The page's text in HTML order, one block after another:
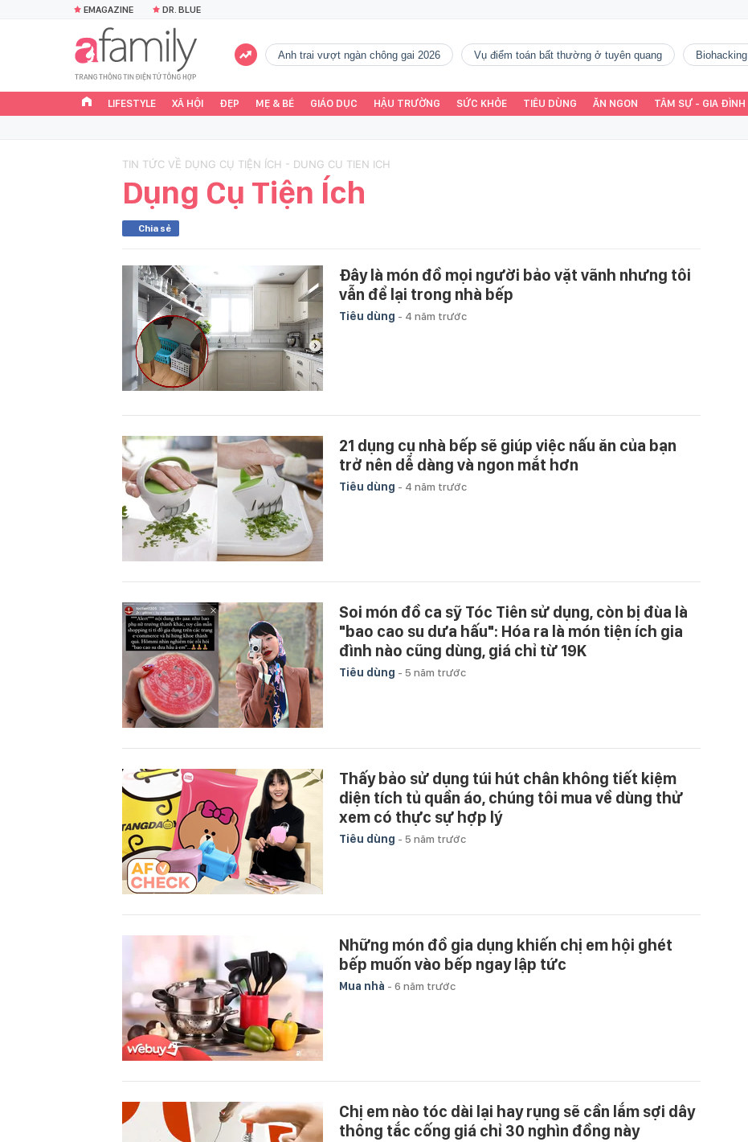
EMAGAZINE DR. BLUE
Anh trai vượt ngàn chông gai 2026 vụ điểm toán bất thường ở tuyên quang Biohacking
LIFESTYLE XÃ HỘI ĐẸP MẸ & BÉ GIÁO DỤC HẬU TRƯỜNG SỨC KHỎE TIÊU DÙNG ĂN NGON TÂM SỰ - GIA ĐÌNH
TIN TỨC VỀ DỤNG CỤ TIỆN ÍCH - DUNG CU TIEN ICH
Dụng Cụ Tiện Ích
Chia sẻ
Đây là món đồ mọi người bảo vặt vãnh nhưng tôi
vẫn để lại trong nhà bếp
Tiêu dùng - 4 năm trước
21 dụng cụ nhà bếp sẽ giúp việc nấu ăn của bạn
trở nên dễ dàng và ngon mắt hơn
Tiêu dùng - 4 năm trước
Soi món đồ ca sỹ Tóc Tiên sử dụng, còn bị đùa là
"bao cao su dưa hấu": Hóa ra là món tiện ích gia
đình nào cũng dùng, giá chỉ từ 19K
Tiêu dùng - 5 năm trước
Thấy bảo sử dụng túi hút chân không tiết kiệm
diện tích tủ quần áo, chúng tôi mua về dùng thử
xem có thực sự hợp lý
Tiêu dùng - 5 năm trước
Những món đồ gia dụng khiến chị em hội ghét
bếp muốn vào bếp ngay lập tức
Mua nhà - 6 năm trước
Chị em nào tóc dài lại hay rụng sẽ cần lắm sợi dây
thông tắc cống giá chỉ 30 nghìn đồng này